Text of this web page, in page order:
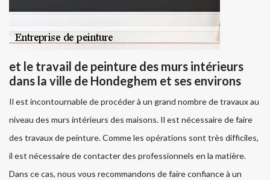
et le travail de peinture des murs intérieurs
dans la ville de Hondeghem et ses environs
Il est incontournable de procéder à un grand nombre de travaux au
niveau des murs intérieurs des maisons. Il est nécessaire de faire
des travaux de peinture. Comme les opérations sont très difficiles,
il est nécessaire de contacter des professionnels en la matière.
Dans ce cas, nous vous recommandons de faire confiance à un